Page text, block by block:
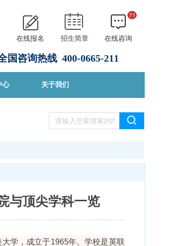
国咨询热线 400-0665-211
在线报名 招生简章
在线咨询
心 关于我们
与顶尖学科一览
学，成立于1965年。学校是英联邦